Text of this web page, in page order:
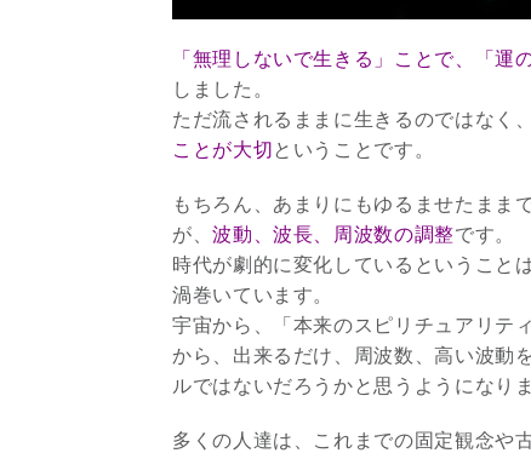
「無理しないで生きる」ことで、「運
しました。
ただ流されるままに生きるのではなく、
ことが大切ということです。
もちろん、あまりにもゆるませたまま
が、波動、波長、周波数の調整です。
時代が劇的に変化しているということ
渦巻いています。
宇宙から、「本来のスピリチュアリテ
から、出来るだけ、周波数、高い波動
ルではないだろうかと思うようになり
多くの人達は、これまでの固定観念や